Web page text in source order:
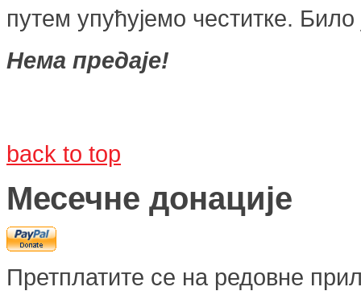
путем упућујемо честитке.
Нема предаје!
back to top
Месечне донације
Претплатите се на редовне